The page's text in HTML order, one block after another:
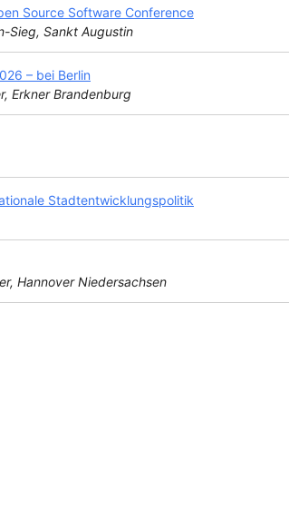
Source Software Conference
Sieg, Sankt Augustin
– bei Berlin
Erkner Brandenburg
Stadtentwicklungspolitik
Hannover Niedersachsen